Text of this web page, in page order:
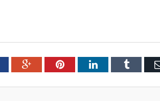
Google+PinterestLinkedInTumblr